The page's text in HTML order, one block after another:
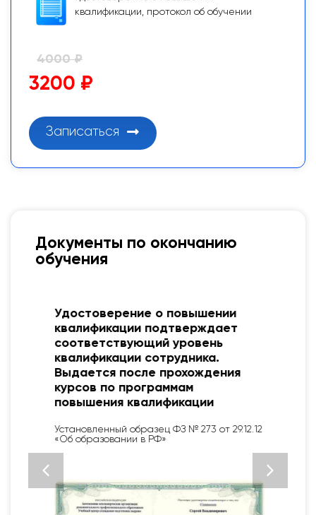
квалификации, протокол об обучении
4000 ₽
3200 ₽
Записаться
Документы по окончанию
обучения
Удостоверение о повышении
квалификации подтверждает
соответствующий уровень
квалификации сотрудника.
Выдается после прохождения
курсов по программам
повышения квалификации
Установленный образец ФЗ № 273 от 29.12.12
«Об образовании в РФ»